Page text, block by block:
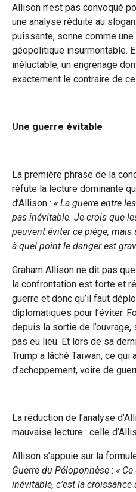
Allison n’est pas convoqué
une analyse réduite au
puissante, sonne comme
géopolitique insurmontable.
inéluctable, un engrenage
exactement le contraire de
Une guerre évitable
La première phrase de la
réfute la lecture dominante
d’Allison : « La guerre entre
pas inévitable. Je crois que
peuvent éviter ce piège,
à quel point le danger est
Graham Allison ne dit pas
la confrontation est forte et
guerre et donc qu’il faut
diplomatiques pour l’éviter.
depuis la sortie de l’ouvrage,
pas eu lieu. Et lors de sa
Trump a lâché Taïwan, ce qui
d’achoppement, voire de
La réduction de l’analyse
mauvaise lecture : celle
Allison s’appuie sur la
Guerre du Péloponnèse : «
inévitable, c’est la croissance